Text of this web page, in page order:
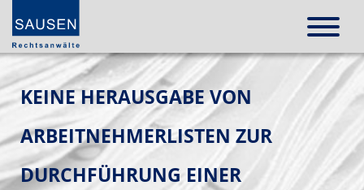
KEINE HERAUSGABE VON
ARBEITNEHMERLISTEN ZUR
DURCHFÜHRUNG EINER